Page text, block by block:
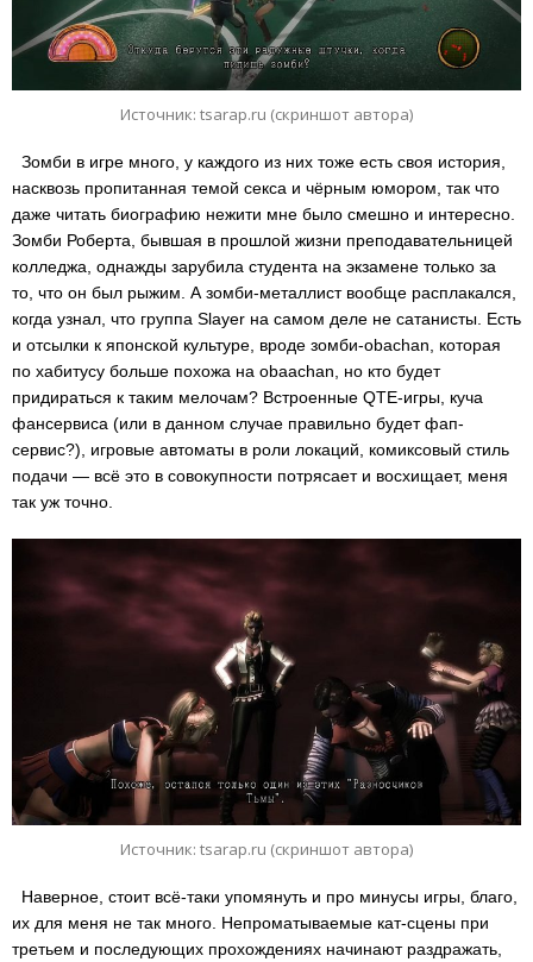
Источник: tsarap.ru (скриншот автора)
Зомби в игре много, у каждого из них тоже есть своя история,
насквозь пропитанная темой секса и чёрным юмором, так что
даже читать биографию нежити мне было смешно и интересно.
Зомби Роберта, бывшая в прошлой жизни преподавательницей
колледжа, однажды зарубила студента на экзамене только за
то, что он был рыжим. А зомби-металлист вообще расплакался,
когда узнал, что группа Slayer на самом деле не сатанисты. Есть
и отсылки к японской культуре, вроде зомби-obachan, которая
по хабитусу больше похожа на obaachan, но кто будет
придираться к таким мелочам? Встроенные QTE-игры, куча
фансервиса (или в данном случае правильно будет фап-
сервис?), игровые автоматы в роли локаций, комиксовый стиль
подачи — всё это в совокупности потрясает и восхищает, меня
так уж точно.
Источник: tsarap.ru (скриншот автора)
Наверное, стоит всё-таки упомянуть и про минусы игры, благо,
их для меня не так много. Непроматываемые кат-сцены при
третьем и последующих прохождениях начинают раздражать,